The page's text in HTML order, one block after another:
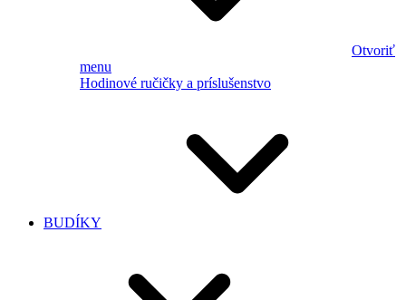
Otvoriť
menu
Hodinové ručičky a príslušenstvo
BUDÍKY